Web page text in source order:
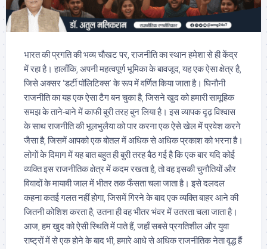
भारत की प्रगति की भव्य चौखट पर, राजनीति का स्थान हमेशा से ही केंद्र
में रहा है। हालाँकि, अपनी महत्वपूर्ण भूमिका के बावजूद, यह एक ऐसा क्षेत्र है,
जिसे अक्सर ‘डर्टी पॉलिटिक्स’ के रूप में वर्णित किया जाता है। घिनौनी
राजनीति का यह एक ऐसा टैग बन चुका है, जिसने खुद को हमारी सामूहिक
समझ के ताने-बाने में काफी बुरी तरह बुन लिया है। इस व्यापक दृढ़ विश्वास
के साथ राजनीति की भूलभुलैया को पार करना एक ऐसे खेल में प्रवेश करने
जैसा है, जिसमें आपको एक बोतल में अधिक से अधिक प्रकाश को भरना है।
लोगों के दिमाग में यह बात बहुत ही बुरी तरह बैठ गई है कि एक बार यदि कोई
व्यक्ति इस राजनीतिक क्षेत्र में कदम रखता है, तो वह इसकी चुनौतियों और
विवादों के मायावी जाल में भीतर तक फँसता चला जाता है। इसे दलदल
कहना कतई गलत नहीं होगा, जिसमें गिरने के बाद एक व्यक्ति बाहर आने की
जितनी कोशिश करता है, उतना ही वह भीतर भंवर में उतरता चला जाता है।
आज, हम खुद को ऐसी स्थिति में पाते हैं, जहाँ सबसे प्रगतिशील और युवा
राष्ट्रों में से एक होने के बाद भी, हमारे आधे से अधिक राजनीतिक नेता वृद्ध हैं